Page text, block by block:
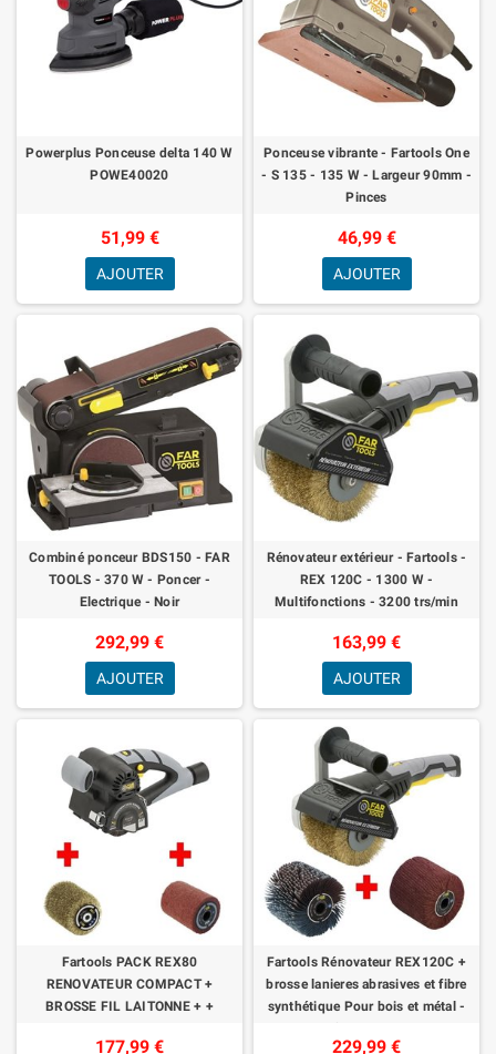
Powerplus Ponceuse delta 140 W
POWE40020
51,99 €
AJOUTER
Ponceuse vibrante - Fartools One
- S 135 - 135 W - Largeur 90mm -
Pinces
46,99 €
AJOUTER
Combiné ponceur BDS150 - FAR
TOOLS - 370 W - Poncer -
Electrique - Noir
292,99 €
AJOUTER
Rénovateur extérieur - Fartools -
REX 120C - 1300 W -
Multifonctions - 3200 trs/min
163,99 €
AJOUTER
Fartools PACK REX80
RENOVATEUR COMPACT +
BROSSE FIL LAITONNE + +
177,99 €
Fartools Rénovateur REX120C +
brosse lanieres abrasives et fibre
synthétique Pour bois et métal -
Surfaces planes o
229,99 €